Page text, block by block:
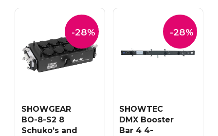
-28%
SHOWGEAR
BO-8-S2 8
Schuko’s and
-28%
SHOWTEC
DMX Booster
Bar 4 4-